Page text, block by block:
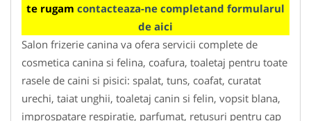
te rugam contacteaza-ne completand formularul
de aici
Salon frizerie canina va ofera servicii complete de
cosmetica canina si felina, coafura, toaletaj pentru toate
rasele de caini si pisici: spalat, tuns, coafat, curatat
urechi, taiat unghii, toaletaj canin si felin, vopsit blana,
improspatare respiratie, parfumat, retusuri pentru cap